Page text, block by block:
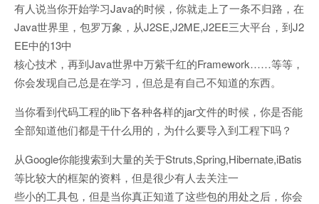
有人说当你开始学习Java的时候，你就走上了一条不归路，在
Java世界里，包罗万象，从J2SE,J2ME,J2EE三大平台，到J2
EE中的13中
核心技术，再到Java世界中万紫千红的Framework……等等，
你会发现自己总是在学习，但总是有自己不知道的东西。
当你看到代码工程的lib下各种各样的jar文件的时候，你是否能
全部知道他们都是干什么用的，为什么要导入到工程下吗？
从Google你能搜索到大量的关于Struts,Spring,Hibernate,iBatis
等比较大的框架的资料，但是很少有人去关注一
些小的工具包，但是当你真正知道了这些包的用处之后，你会